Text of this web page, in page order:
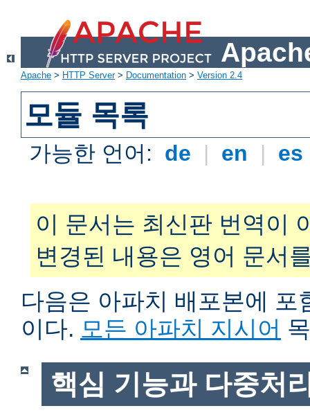
Apache > HTTP Server> Documentation > Version 2.4
모듈 목록
가능한 언어: de | en | es
이 문서는 최신판 번역이
변경된 내용은 영어 문서
다음은 아파치 배포본에 포
이다. 모든 아파치 지시어
핵심 기능과 다중처